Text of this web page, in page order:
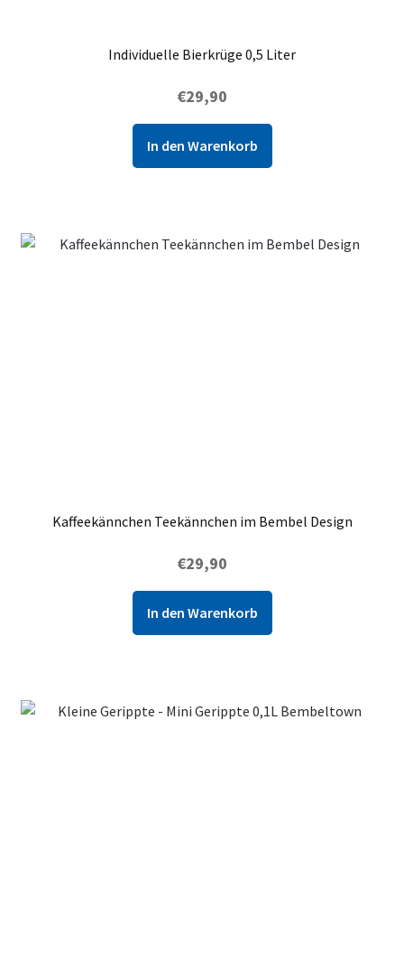
Individuelle Bierkrüge 0,5 Liter
€29,90
In den Warenkorb
Kaffeekännchen Teekännchen im Bembel Design
€29,90
In den Warenkorb